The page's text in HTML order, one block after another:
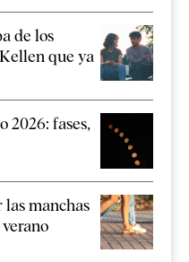
de los
que ya
2026: fases,
las manchas